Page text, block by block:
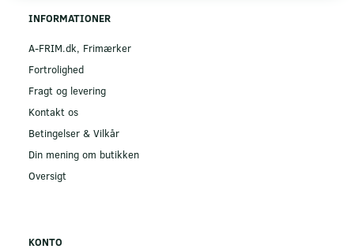
INFORMATIONER
A-FRIM.dk, Frimærker
Fortrolighed
Fragt og levering
Kontakt os
Betingelser & Vilkår
Din mening om butikken
Oversigt
KONTO